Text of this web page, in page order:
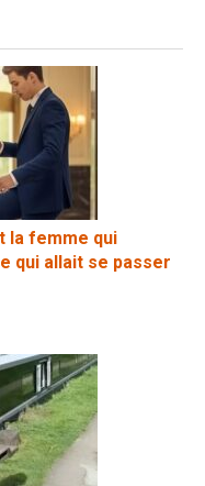
la femme qui
qui allait se passer